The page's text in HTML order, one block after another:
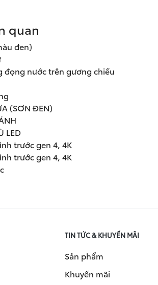
quan
đen)
đọng nước trên gương chiếu
(SƠN ĐEN)
LED
trước gen 4, 4K
trước gen 4, 4K
TIN TỨC & KHUYẾN MÃI
Sản phẩm
Khuyến mãi